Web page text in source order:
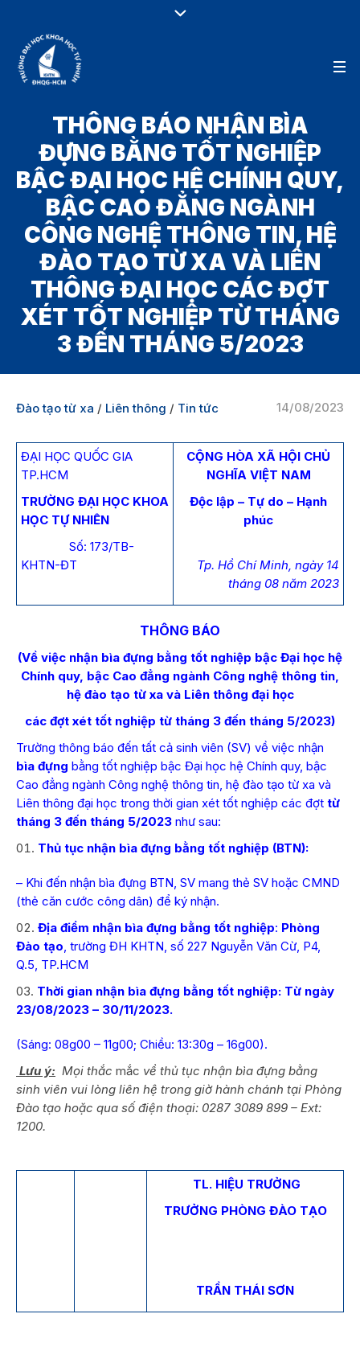
THÔNG BÁO NHẬN BÌA
ĐỰNG BẰNG TỐT NGHIỆP
BẬC ĐẠI HỌC HỆ CHÍNH QUY,
BẬC CAO ĐẲNG NGÀNH
CÔNG NGHỆ THÔNG TIN, HỆ
ĐÀO TẠO TỪ XA VÀ LIÊN
THÔNG ĐẠI HỌC CÁC ĐỢT
XÉT TỐT NGHIỆP TỪ THÁNG
3 ĐẾN THÁNG 5/2023
14/08/2023
Đào tạo từ xa / Liên thông / Tin tức
ĐẠI HỌC QUỐC GIA
TP.HCM
TRƯỜNG ĐẠI HỌC KHOA
HỌC TỰ NHIÊN
Số: 173/TB-
KHTN-ĐT
CỘNG HÒA XÃ HỘI CHỦ
NGHĨA VIỆT NAM
Độc lập – Tự do – Hạnh
phúc
Tp. Hồ Chí Minh, ngày 14
tháng 08 năm 2023
THÔNG BÁO
(Về việc nhận bìa đựng bằng tốt nghiệp bậc Đại học hệ
Chính quy, bậc Cao đẳng ngành Công nghệ thông tin,
hệ đào tạo từ xa và Liên thông đại học
các đợt xét tốt nghiệp từ tháng 3 đến tháng 5/2023)
Trường thông báo đến tất cả sinh viên (SV) về việc nhận
bìa đựng bằng tốt nghiệp bậc Đại học hệ Chính quy, bậc
Cao đẳng ngành Công nghệ thông tin, hệ đào tạo từ xa và
Liên thông đại học trong thời gian xét tốt nghiệp các đợt từ
tháng 3 đến tháng 5/2023 như sau:
Thủ tục nhận bìa đựng bằng tốt nghiệp (BTN):
– Khi đến nhận bìa đựng BTN, SV mang thẻ SV hoặc CMND
(thẻ căn cước công dân) để ký nhận.
Địa điểm nhận bìa đựng bằng tốt nghiệp: Phòng
Đào tạo, trường ĐH KHTN, số 227 Nguyễn Văn Cừ, P4,
Q.5, TP.HCM
Thời gian nhận bìa đựng bằng tốt nghiệp: Từ ngày
23/08/2023 – 30/11/2023.
(Sáng: 08g00 – 11g00; Chiều: 13:30g – 16g00).
Lưu ý: Mọi thắc mắc về thủ tục nhận bìa đựng bằng
sinh viên vui lòng liên hệ trong giờ hành chánh tại Phòng
Đào tạo hoặc qua số điện thoại: 0287 3089 899 – Ext:
1200.
TL. HIỆU TRƯỞNG
TRƯỞNG PHÒNG ĐÀO TẠO
TRẦN THÁI SƠN